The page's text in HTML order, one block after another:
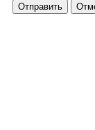
Отправить